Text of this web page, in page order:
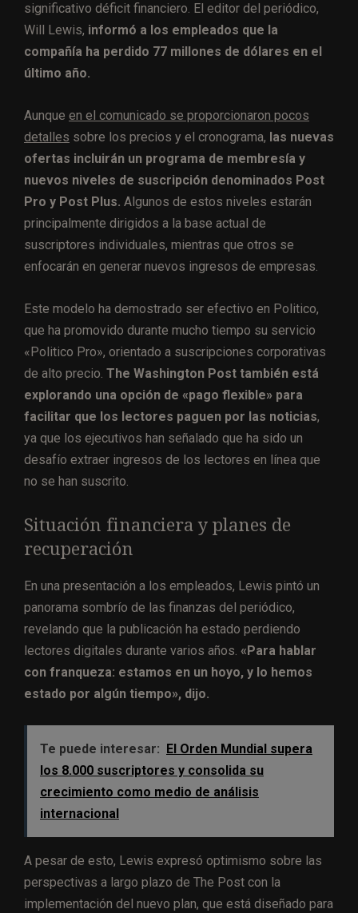
significativo déficit financiero. El editor del periódico,
Will Lewis, informó a los empleados que la
compañía ha perdido 77 millones de dólares en el
último año.
Aunque en el comunicado se proporcionaron pocos
detalles sobre los precios y el cronograma, las nuevas
ofertas incluirán un programa de membresía y
nuevos niveles de suscripción denominados Post
Pro y Post Plus. Algunos de estos niveles estarán
principalmente dirigidos a la base actual de
suscriptores individuales, mientras que otros se
enfocarán en generar nuevos ingresos de empresas.
Este modelo ha demostrado ser efectivo en Politico,
que ha promovido durante mucho tiempo su servicio
«Politico Pro», orientado a suscripciones corporativas
de alto precio. The Washington Post también está
explorando una opción de «pago flexible» para
facilitar que los lectores paguen por las noticias,
ya que los ejecutivos han señalado que ha sido un
desafío extraer ingresos de los lectores en línea que
no se han suscrito.
Situación financiera y planes de
recuperación
En una presentación a los empleados, Lewis pintó un
panorama sombrío de las finanzas del periódico,
revelando que la publicación ha estado perdiendo
lectores digitales durante varios años. «Para hablar
con franqueza: estamos en un hoyo, y lo hemos
estado por algún tiempo», dijo.
Te puede interesar:
El Orden Mundial supera
los 8.000 suscriptores y consolida su
crecimiento como medio de análisis
internacional
A pesar de esto, Lewis expresó optimismo sobre las
perspectivas a largo plazo de The Post con la
implementación del nuevo plan, que está diseñado para